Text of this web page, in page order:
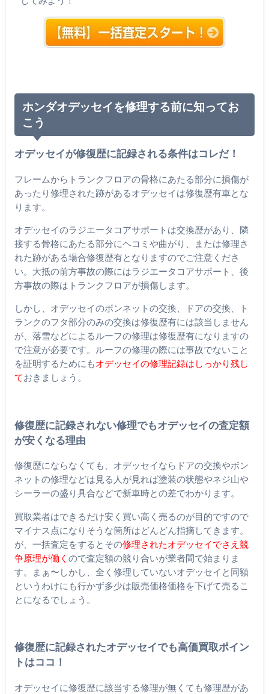
ホンダオデッセイを修理する前に知ってお
こう
オデッセイが修復歴に記録される条件はコレだ！
フレームからトランクフロアの骨格にあたる部分に損傷が
あったり修理された跡があるオデッセイは修復歴有車とな
ります。
オデッセイのラジエータコアサポートは交換歴があり、隣
接する骨格にあたる部分にヘコミや曲がり、または修理さ
れた跡がある場合修復歴有となりますのでご注意くださ
い。大抵の前方事故の際にはラジエータコアサポート、後
方事故の際はトランクフロアが損傷します。
しかし、オデッセイのボンネットの交換、ドアの交換、ト
ランクのフタ部分のみの交換は修復歴有には該当しません
が、落雪などによるルーフの修理は修復歴有になりますの
で注意が必要です。ルーフの修理の際には事故でないこと
を証明するためにもオデッセイの修理記録はしっかり残し
ておきましょう。
修復歴に記録されない修理でもオデッセイの査定額
が安くなる理由
修復歴にならなくても、オデッセイならドアの交換やボン
ネットの修理などは見る人が見れば塗装の状態やネジ山や
シーラーの盛り具合などで新車時との差でわかります。
買取業者はできるだけ安く買い高く売るのが目的ですので
マイナス点になりそうな箇所はどんどん指摘してきます。
が、一括査定をするとその修理されたオデッセイでさえ競
争原理が働く ので査定額の競り合いが業者間で始まりま
す。まぁ〜しかし、全く修理していないオデッセイと同額
というわけにも行かず多少は販売価格価格を下げて売るこ
とになるでしょう。
修復歴に記録されたオデッセイでも高価買取ポイン
トはココ！
オデッセイに修復歴に該当する修理が無くても修理歴があ